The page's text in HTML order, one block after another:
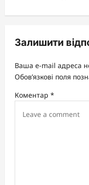
v
g
t
Залишити
Ваша e-mail адреса
Обов’язкові поля
Коментар *